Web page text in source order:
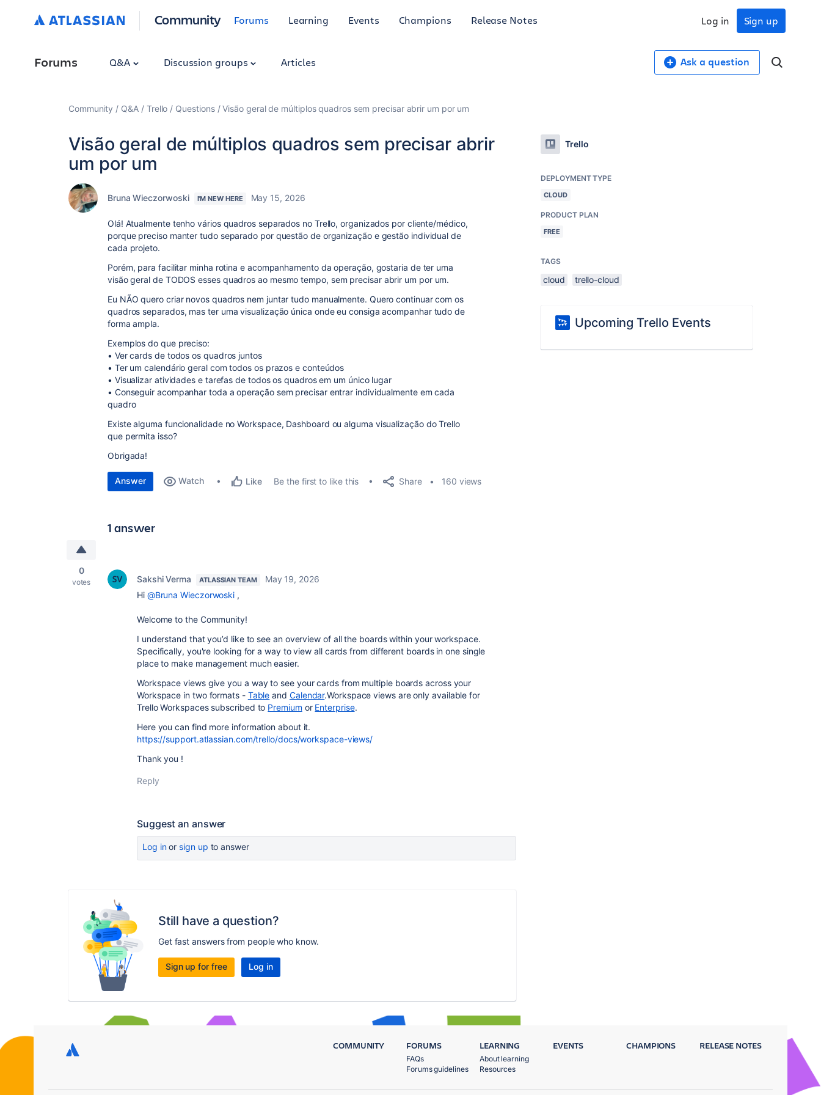
Community Forums Learning Events Champions Release Notes Sign up
Log in
Forums Q&A Discussion groups Articles Ask a question
Community Q&A Trello Questions Visão geral de múltiplos quadros sem precisar abrir um por um
Visão geral de múltiplos quadros sem precisar abrir
um por um
Bruna Wieczorwoski I'M NEW HERE May 15, 2026
Olá! Atualmente tenho vários quadros separados no Trello, organizados por cliente/médico,
porque preciso manter tudo separado por questão de organização e gestão individual de
cada projeto.
Porém, para facilitar minha rotina e acompanhamento da operação, gostaria de ter uma
visão geral de TODOS esses quadros ao mesmo tempo, sem precisar abrir um por um.
Eu NÃO quero criar novos quadros nem juntar tudo manualmente. Quero continuar com os
quadros separados, mas ter uma visualização única onde eu consiga acompanhar tudo de
forma ampla.
Exemplos do que preciso:
• Ver cards de todos os quadros juntos
• Ter um calendário geral com todos os prazos e conteúdos
• Visualizar atividades e tarefas de todos os quadros em um único lugar
• Conseguir acompanhar toda a operação sem precisar entrar individualmente em cada
quadro
Existe alguma funcionalidade no Workspace, Dashboard ou alguma visualização do Trello
que permita isso?
Obrigada!
Answer Watch Like Be the first to like this Share 160 views
1 answer
0
votes Sakshi Verma ATLASSIAN TEAM
May 19, 2026
Hi @Bruna Wieczorwoski ,
Welcome to the Community!
I understand that you’d like to see an overview of all the boards within your workspace.
Specifically, you're looking for a way to view all cards from different boards in one single
place to make management much easier.
Workspace views give you a way to see your cards from multiple boards across your
Workspace in two formats - Table and Calendar.Workspace views are only available for
Trello Workspaces subscribed to Premium or Enterprise.
Here you can find more information about it.
https://support.atlassian.com/trello/docs/workspace-views/
Thank you !
Reply
Suggest an answer
Log inor sign up to answer
Still have a question?
Get fast answers from people who know.
Sign up for free Log in
Trello
DEPLOYMENT TYPE
CLOUD
PRODUCT PLAN
FREE
TAGS
cloud trello-cloud
Upcoming Trello Events
COMMUNITY FORUMS
FAQs
Forums guidelines
LEARNING
About learning
Resources
EVENTS CHAMPIONS RELEASE NOTES